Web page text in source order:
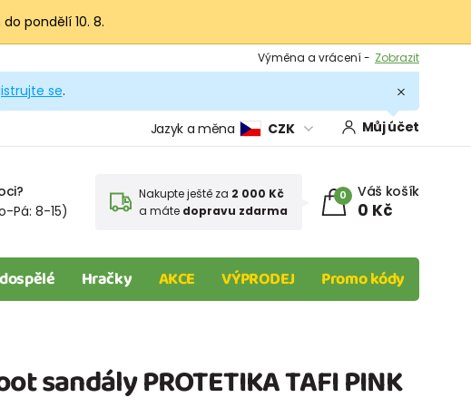
do pondělí 10. 8.
Výměna a vrácení - Zobrazit
Podmínky
se.
Jazyk a měna CZK Můj účet
Pá: 8-15)
Nakupte ještě za 2 000 Kč
a máte dopravu zdarma
0 Váš košík
0 Kč
Hračky AKCE VÝPRODEJ Promo kódy
sandály PROTETIKA TAFI PINK